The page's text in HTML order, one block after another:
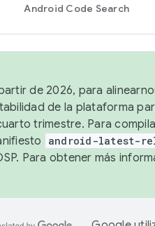
Android Code Search
de 2026, para
de la plataforma
trimestre. Para
android-latest-
Para obtener más